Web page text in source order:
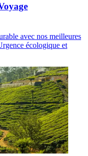
avec nos meilleures
écologique et